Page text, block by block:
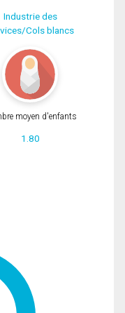
Industrie des
Cols blancs
moyen d'enfants
1.80